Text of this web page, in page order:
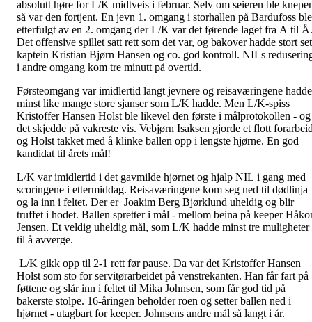
absolutt høre for L/K midtveis i februar. Selv om seieren ble
så var den fortjent. En jevn 1. omgang i storhallen på Bardufoss ble
etterfulgt av en 2. omgang der L/K var det førende laget fra A til Å.
Det offensive spillet satt rett som det var, og bakover hadde stort
kaptein Kristian Bjørn Hansen og co. god kontroll. NILs
i andre omgang kom tre minutt på overtid.
Førsteomgang var imidlertid langt jevnere og reisaværingene hadde
minst like mange store sjanser som L/K hadde. Men L/K-spiss
Kristoffer Hansen Holst ble likevel den første i målprotokollen - og
det skjedde på vakreste vis. Vebjørn Isaksen gjorde et flott
og Holst takket med å klinke ballen opp i lengste hjørne. En god
kandidat til årets mål!
L/K var imidlertid i det gavmilde hjørnet og hjalp NIL i gang med
scoringene i ettermiddag. Reisaværingene kom seg ned til dødlinja
og la inn i feltet. Der er Joakim Berg Bjørklund uheldig og blir
truffet i hodet. Ballen spretter i mål - mellom beina på keeper
Jensen. Et veldig uheldig mål, som L/K hadde minst tre muligheter
til å avverge.
L/K gikk opp til 2-1 rett før pause. Da var det Kristoffer Hansen
Holst som sto for servitørarbeidet på venstrekanten. Han får fart på
føttene og slår inn i feltet til Mika Johnsen, som får god tid på
bakerste stolpe. 16-åringen beholder roen og setter ballen ned i
hjørnet - utagbart for keeper. Johnsens andre mål så langt i år.